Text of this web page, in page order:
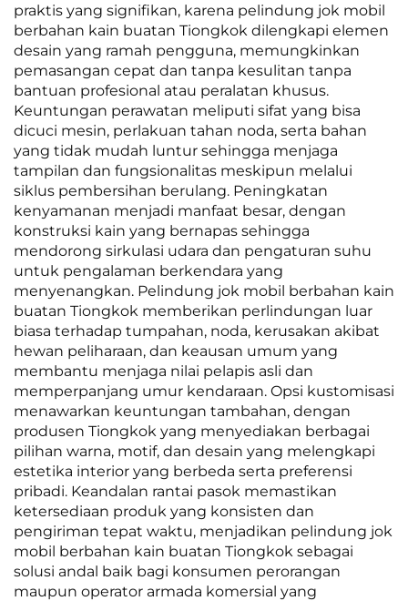
praktis yang signifikan, karena pelindung jok mobil
berbahan kain buatan Tiongkok dilengkapi elemen
desain yang ramah pengguna, memungkinkan
pemasangan cepat dan tanpa kesulitan tanpa
bantuan profesional atau peralatan khusus.
Keuntungan perawatan meliputi sifat yang bisa
dicuci mesin, perlakuan tahan noda, serta bahan
yang tidak mudah luntur sehingga menjaga
tampilan dan fungsionalitas meskipun melalui
siklus pembersihan berulang. Peningkatan
kenyamanan menjadi manfaat besar, dengan
konstruksi kain yang bernapas sehingga
mendorong sirkulasi udara dan pengaturan suhu
untuk pengalaman berkendara yang
menyenangkan. Pelindung jok mobil berbahan kain
buatan Tiongkok memberikan perlindungan luar
biasa terhadap tumpahan, noda, kerusakan akibat
hewan peliharaan, dan keausan umum yang
membantu menjaga nilai pelapis asli dan
memperpanjang umur kendaraan. Opsi kustomisasi
menawarkan keuntungan tambahan, dengan
produsen Tiongkok yang menyediakan berbagai
pilihan warna, motif, dan desain yang melengkapi
estetika interior yang berbeda serta preferensi
pribadi. Keandalan rantai pasok memastikan
ketersediaan produk yang konsisten dan
pengiriman tepat waktu, menjadikan pelindung jok
mobil berbahan kain buatan Tiongkok sebagai
solusi andal baik bagi konsumen perorangan
maupun operator armada komersial yang